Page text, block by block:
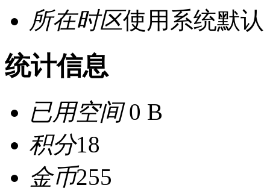
所在时区使用系统默认
统计信息
已用空间0 B
积分18
金币255